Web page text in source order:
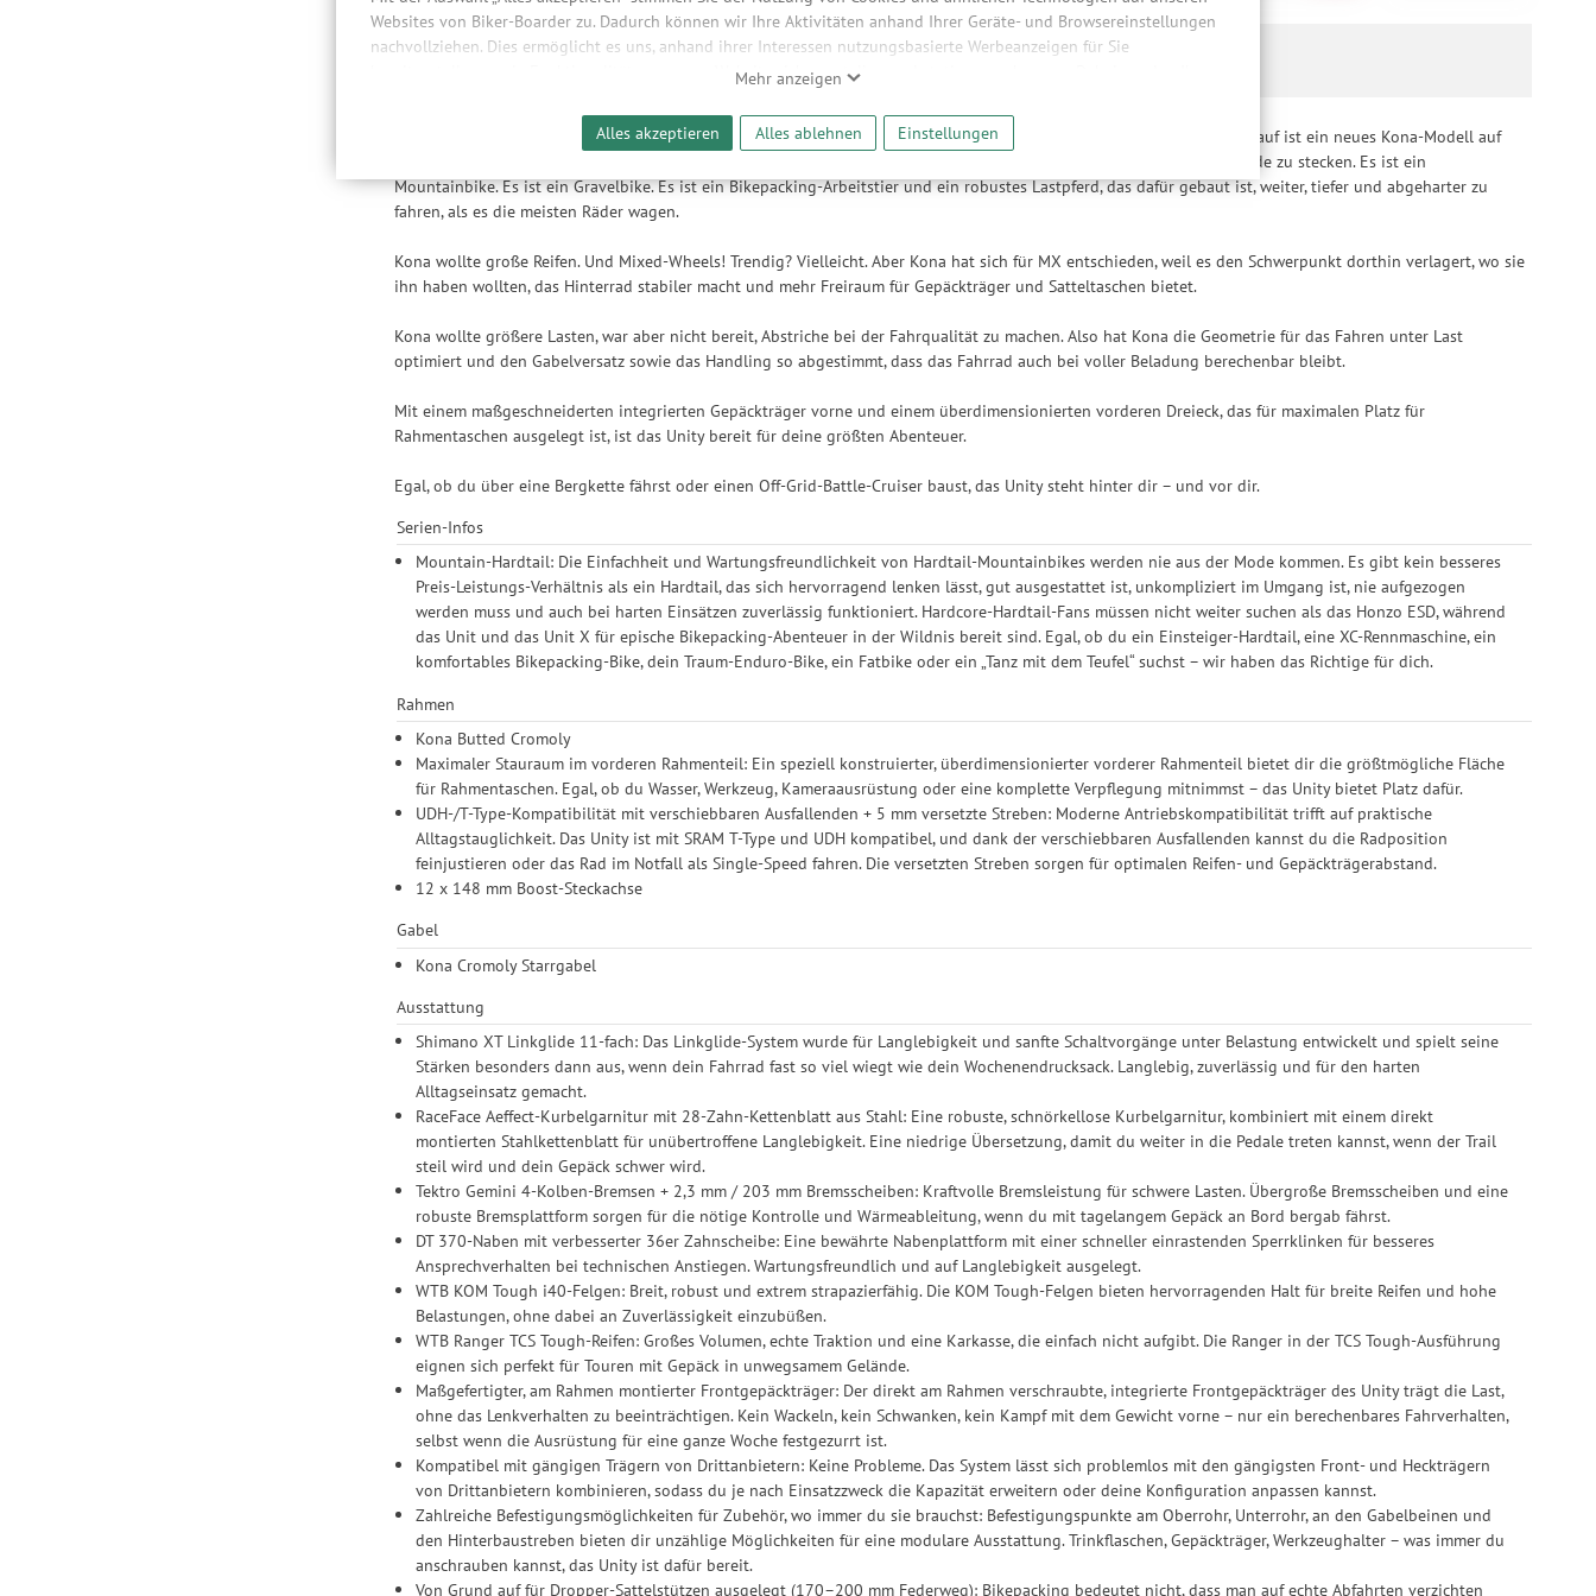
Websites von Biker-Boarder zu. Dadurch können wir Ihre Aktivitäten anhand Ihrer Geräte- und Browsereinstellungen
nachvollziehen. Dies ermöglicht es uns, anhand ihrer Interessen nutzungsbasierte Werbeanzeigen für Sie
bereitzustellen sowie Funktionalitäten unserer Website sicherzustellen und stetig zu verbessern. Dabei werden Ihre
Daten auch an Drittanbieter und Werbepartner weitergegeben. Die Verarbeitung erfolgt ausschließlich zum Zwecke
der Einbindung von Streaming-Inhalten und der Durchführung von statistischer Analyse, Reichweitenmessungen,
Produktempfehlungen und nutzungsbasierter Werbung. Informationen zu den einzelnen Funktionen, den
Nutzung unserer Website nicht erforderlich und gilt, bis sie widerrufen wird. Sie können Ihre Einwilligung unter
Einstellungen lediglich für bestimmte Drittanbieter erteilen und jederzeit für die Zukunft widerrufen.
Mehr anzeigen
Alles akzeptieren Alles ablehnen Einstellungen
Beschreibung
Das Bikepacking hat sich weiterentwickelt, und seine Anhänger haben lautstark danach verlangt – und als Antwort darauf ist ein neues Kona-Modell auf
den Markt gekommen: das Unity. Es mag das ultimative Alltagsrad sein, aber es wäre ungerecht, es in nur eine Schublade zu stecken. Es ist ein
Mountainbike. Es ist ein Gravelbike. Es ist ein Bikepacking-Arbeitstier und ein robustes Lastpferd, das dafür gebaut ist, weiter, tiefer und abgeharter zu
fahren, als es die meisten Räder wagen.
Kona wollte große Reifen. Und Mixed-Wheels! Trendig? Vielleicht. Aber Kona hat sich für MX entschieden, weil es den Schwerpunkt dorthin verlagert, wo sie
ihn haben wollten, das Hinterrad stabiler macht und mehr Freiraum für Gepäckträger und Satteltaschen bietet.
Kona wollte größere Lasten, war aber nicht bereit, Abstriche bei der Fahrqualität zu machen. Also hat Kona die Geometrie für das Fahren unter Last
optimiert und den Gabelversatz sowie das Handling so abgestimmt, dass das Fahrrad auch bei voller Beladung berechenbar bleibt.
Mit einem maßgeschneiderten integrierten Gepäckträger vorne und einem überdimensionierten vorderen Dreieck, das für maximalen Platz für
Rahmentaschen ausgelegt ist, ist das Unity bereit für deine größten Abenteuer.
Egal, ob du über eine Bergkette fährst oder einen Off-Grid-Battle-Cruiser baust, das Unity steht hinter dir – und vor dir.
Serien-Infos
Mountain-Hardtail: Die Einfachheit und Wartungsfreundlichkeit von Hardtail-Mountainbikes werden nie aus der Mode kommen. Es gibt kein besseres
Preis-Leistungs-Verhältnis als ein Hardtail, das sich hervorragend lenken lässt, gut ausgestattet ist, unkompliziert im Umgang ist, nie aufgezogen
werden muss und auch bei harten Einsätzen zuverlässig funktioniert. Hardcore-Hardtail-Fans müssen nicht weiter suchen als das Honzo ESD, während
das Unit und das Unit X für epische Bikepacking-Abenteuer in der Wildnis bereit sind. Egal, ob du ein Einsteiger-Hardtail, eine XC-Rennmaschine, ein
komfortables Bikepacking-Bike, dein Traum-Enduro-Bike, ein Fatbike oder ein „Tanz mit dem Teufel“ suchst – wir haben das Richtige für dich.
Rahmen
Kona Butted Cromoly
Maximaler Stauraum im vorderen Rahmenteil: Ein speziell konstruierter, überdimensionierter vorderer Rahmenteil bietet dir die größtmögliche Fläche
für Rahmentaschen. Egal, ob du Wasser, Werkzeug, Kameraausrüstung oder eine komplette Verpflegung mitnimmst – das Unity bietet Platz dafür.
UDH-/T-Type-Kompatibilität mit verschiebbaren Ausfallenden + 5 mm versetzte Streben: Moderne Antriebskompatibilität trifft auf praktische
Alltagstauglichkeit. Das Unity ist mit SRAM T-Type und UDH kompatibel, und dank der verschiebbaren Ausfallenden kannst du die Radposition
feinjustieren oder das Rad im Notfall als Single-Speed fahren. Die versetzten Streben sorgen für optimalen Reifen- und Gepäckträgerabstand.
12 x 148 mm Boost-Steckachse
Gabel
Kona Cromoly Starrgabel
Ausstattung
Shimano XT Linkglide 11-fach: Das Linkglide-System wurde für Langlebigkeit und sanfte Schaltvorgänge unter Belastung entwickelt und spielt seine
Stärken besonders dann aus, wenn dein Fahrrad fast so viel wiegt wie dein Wochenendrucksack. Langlebig, zuverlässig und für den harten
Alltagseinsatz gemacht.
RaceFace Aeffect-Kurbelgarnitur mit 28-Zahn-Kettenblatt aus Stahl: Eine robuste, schnörkellose Kurbelgarnitur, kombiniert mit einem direkt
montierten Stahlkettenblatt für unübertroffene Langlebigkeit. Eine niedrige Übersetzung, damit du weiter in die Pedale treten kannst, wenn der Trail
steil wird und dein Gepäck schwer wird.
Tektro Gemini 4-Kolben-Bremsen + 2,3 mm / 203 mm Bremsscheiben: Kraftvolle Bremsleistung für schwere Lasten. Übergroße Bremsscheiben und eine
robuste Bremsplattform sorgen für die nötige Kontrolle und Wärmeableitung, wenn du mit tagelangem Gepäck an Bord bergab fährst.
DT 370-Naben mit verbesserter 36er Zahnscheibe: Eine bewährte Nabenplattform mit einer schneller einrastenden Sperrklinken für besseres
Ansprechverhalten bei technischen Anstiegen. Wartungsfreundlich und auf Langlebigkeit ausgelegt.
WTB KOM Tough i40-Felgen: Breit, robust und extrem strapazierfähig. Die KOM Tough-Felgen bieten hervorragenden Halt für breite Reifen und hohe
Belastungen, ohne dabei an Zuverlässigkeit einzubüßen.
WTB Ranger TCS Tough-Reifen: Großes Volumen, echte Traktion und eine Karkasse, die einfach nicht aufgibt. Die Ranger in der TCS Tough-Ausführung
eignen sich perfekt für Touren mit Gepäck in unwegsamem Gelände.
Maßgefertigter, am Rahmen montierter Frontgepäckträger: Der direkt am Rahmen verschraubte, integrierte Frontgepäckträger des Unity trägt die Last,
ohne das Lenkverhalten zu beeinträchtigen. Kein Wackeln, kein Schwanken, kein Kampf mit dem Gewicht vorne – nur ein berechenbares Fahrverhalten,
selbst wenn die Ausrüstung für eine ganze Woche festgezurrt ist.
Kompatibel mit gängigen Trägern von Drittanbietern: Keine Probleme. Das System lässt sich problemlos mit den gängigsten Front- und Heckträgern
von Drittanbietern kombinieren, sodass du je nach Einsatzzweck die Kapazität erweitern oder deine Konfiguration anpassen kannst.
Zahlreiche Befestigungsmöglichkeiten für Zubehör, wo immer du sie brauchst: Befestigungspunkte am Oberrohr, Unterrohr, an den Gabelbeinen und
den Hinterbaustreben bieten dir unzählige Möglichkeiten für eine modulare Ausstattung. Trinkflaschen, Gepäckträger, Werkzeughalter – was immer du
anschrauben kannst, das Unity ist dafür bereit.
Von Grund auf für Dropper-Sattelstützen ausgelegt (170–200 mm Federweg): Bikepacking bedeutet nicht, dass man auf echte Abfahrten verzichten